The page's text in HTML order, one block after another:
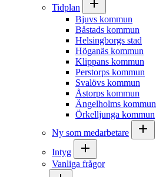
Tidplan
Bjuvs kommun
Båstads kommun
Helsingborgs stad
Höganäs kommun
Klippans kommun
Perstorps kommun
Svalövs kommun
Åstorps kommun
Ängelholms kommun
Örkelljunga kommun
Ny som medarbetare
Intyg
Vanliga frågor